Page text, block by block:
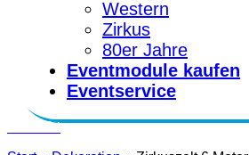
Western
Zirkus
80er Jahre
Eventmodule kaufen
Eventservice
Kontakt